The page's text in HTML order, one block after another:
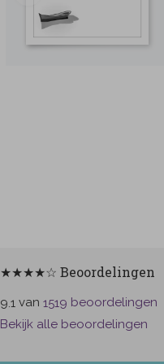
★★★★☆ Beoordelingen
9.1 van 1519 beoordelingen
Bekijk alle beoordelingen